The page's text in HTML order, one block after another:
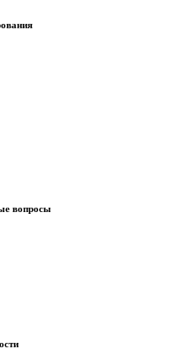
вопросы